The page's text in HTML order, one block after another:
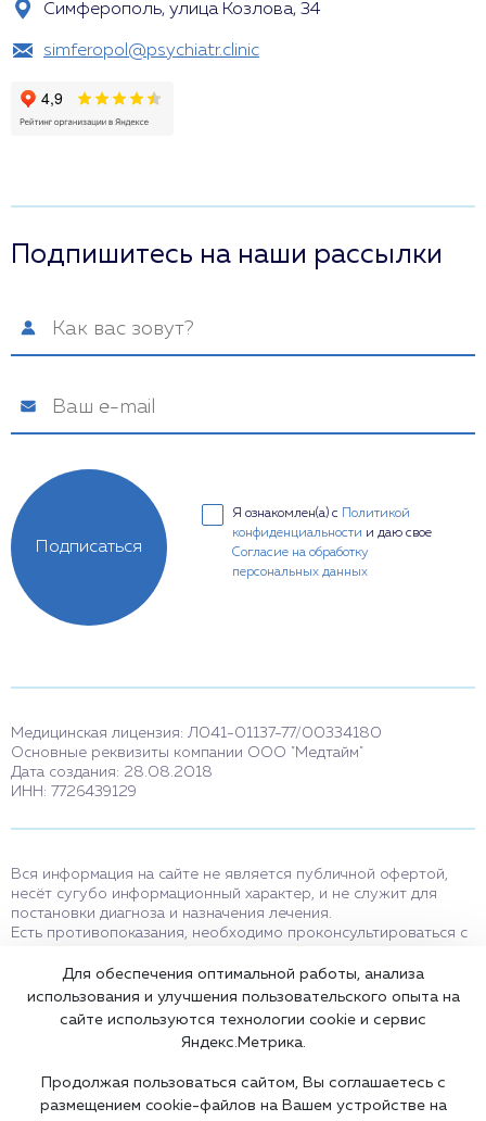
Симферополь, улица Козлова, 34
simferopol@psychiatr.clinic
Подпишитесь на наши рассылки
Я ознакомлен(а) с
Политикой
конфиденциальности и даю свое
Согласие на обработку
персональных данных
Подписаться
Медицинская лицензия: Л041-01137-77/00334180
Основные реквизиты компании ООО "Медтайм"
Дата создания: 28.08.2018
ИНН: 7726439129
Вся информация на сайте не является публичной офертой,
несёт сугубо информационный характер, и не служит для
постановки диагноза и назначения лечения.
Есть противопоказания, необходимо проконсультироваться с
мессенджерам и в соцсетях носят исключительно
информационный характер и не являются медицинскими
услугами.
Оставаясь на сайте вы соглашаетесь на использование cookies.
Для обеспечения оптимальной работы, анализа
использования и улучшения пользовательского опыта на
сайте используются технологии cookie и сервис
Яндекс.Метрика.
Продолжая пользоваться сайтом, Вы соглашаетесь с
размещением cookie-файлов на Вашем устройстве на